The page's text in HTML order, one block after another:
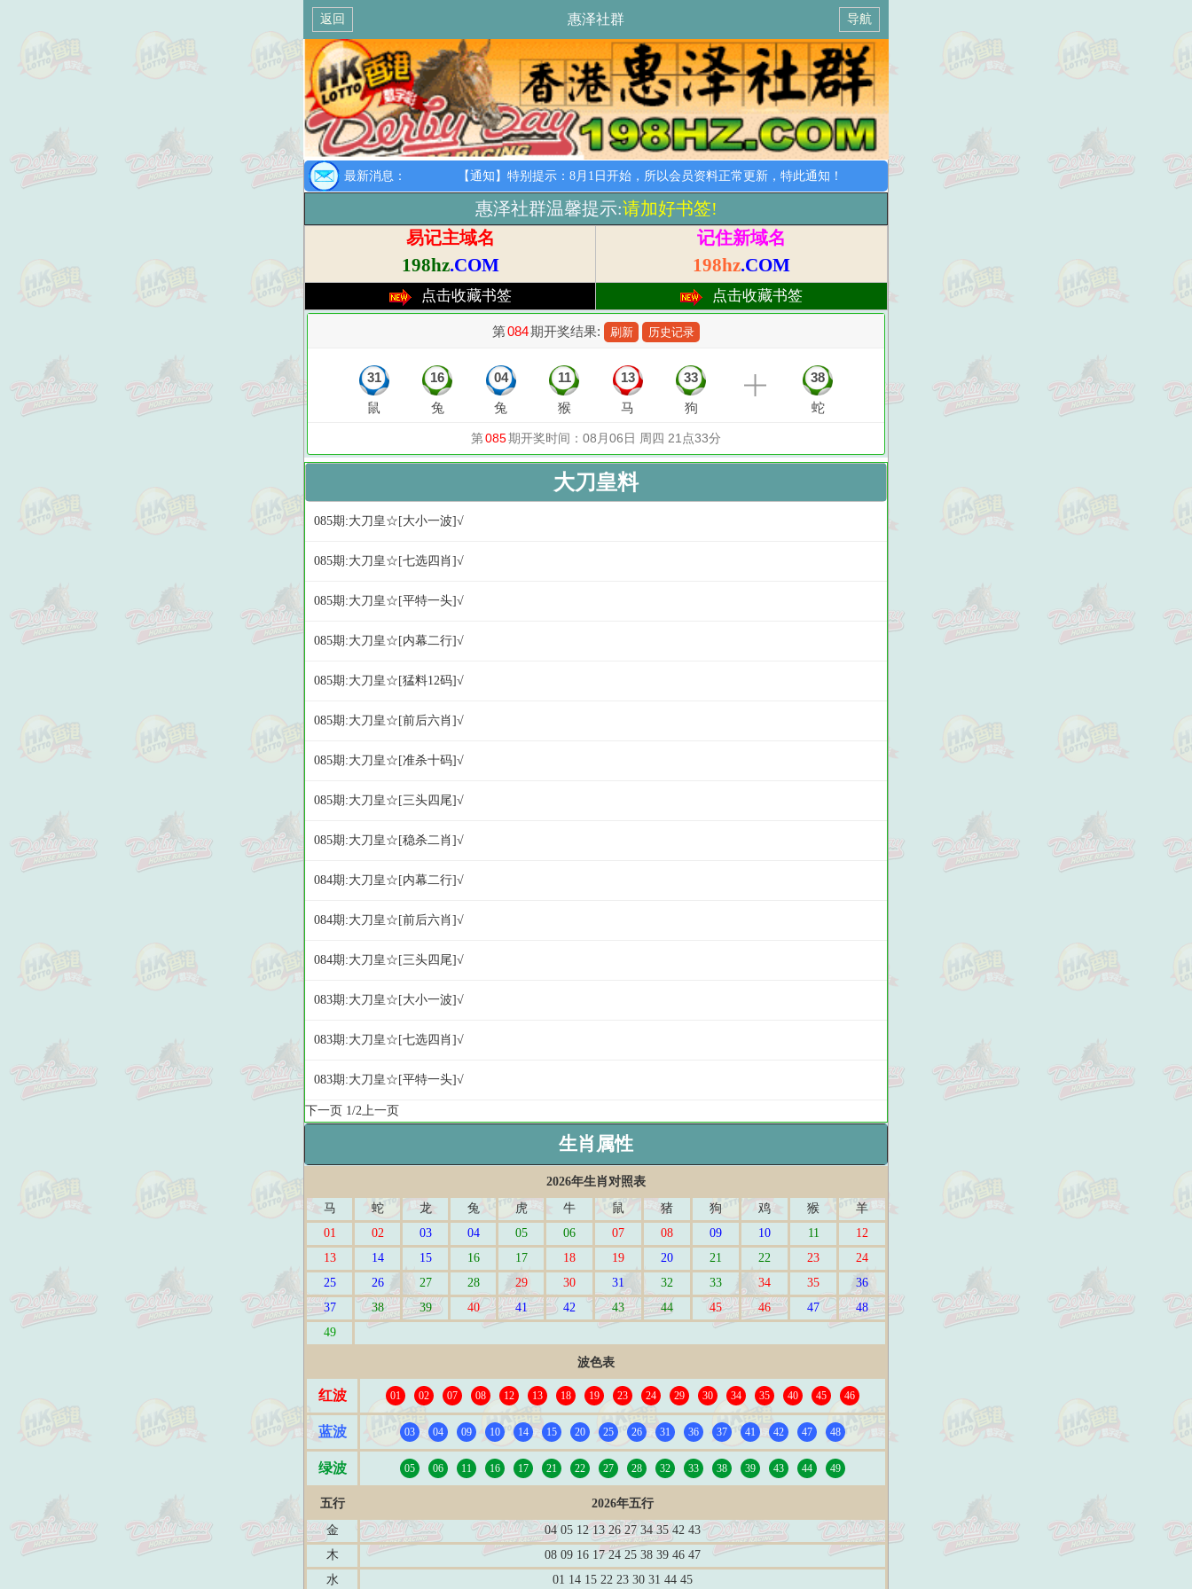
返回 惠泽社群 导航
最新消息： 【通知】特别提示：8月1日开始，所以会员资料正常更新，特此通知！
惠泽社群温馨提示:请加好书签!
易记主域名
198hz.COM
记住新域名
198hz.COM
点击收藏书签 点击收藏书签
大刀皇料
085期:大刀皇☆[大小一波]√
085期:大刀皇☆[七选四肖]√
085期:大刀皇☆[平特一头]√
085期:大刀皇☆[内幕二行]√
085期:大刀皇☆[猛料12码]√
085期:大刀皇☆[前后六肖]√
085期:大刀皇☆[准杀十码]√
085期:大刀皇☆[三头四尾]√
085期:大刀皇☆[稳杀二肖]√
084期:大刀皇☆[内幕二行]√
084期:大刀皇☆[前后六肖]√
084期:大刀皇☆[三头四尾]√
083期:大刀皇☆[大小一波]√
083期:大刀皇☆[七选四肖]√
083期:大刀皇☆[平特一头]√
下一页 1/2上一页
生肖属性
2026年生肖对照表
马
蛇 龙 兔 虎 牛 鼠 猪 狗 鸡 猴
羊
01
02 03 04 05 06 07 08 09 10 11
12
13
14 15 16 17 18 19 20 21 22 23
24
25
26 27 28 29 30 31 32 33 34 35
36
37
38 39 40 41 42 43 44 45 46 47
48
49
波色表
红波 01 02 07 08 12 13 18 19 23 24 29 30 34 35 40 45 46
蓝波 03 04 09 10 14 15 20 25 26 31 36 37 41 42 47 48
绿波 05 06 11 16 17 21 22 27 28 32 33 38 39 43 44 49
五行
2026年五行
金
04 05 12 13 26 27 34 35 42 43
木
08 09 16 17 24 25 38 39 46 47
水
01 14 15 22 23 30 31 44 45